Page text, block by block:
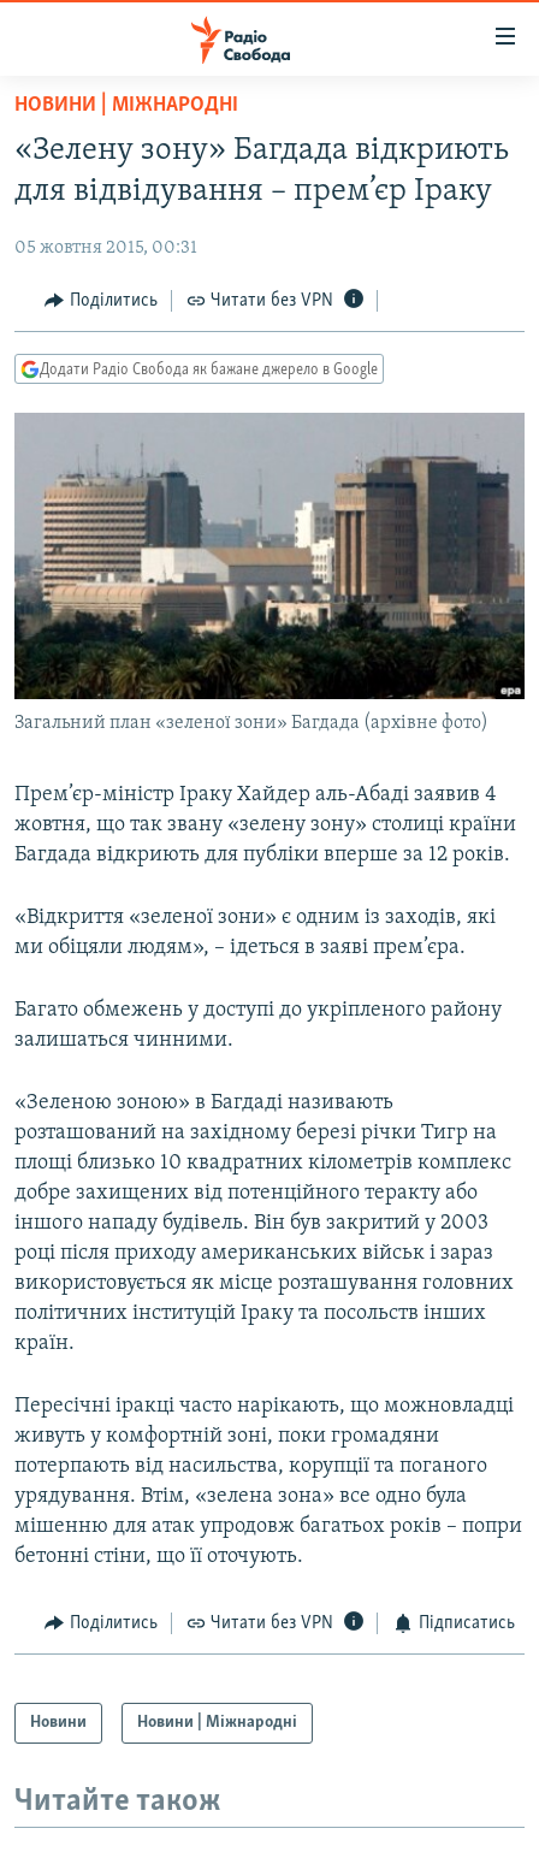
Перейти
основного
матеріалу
до
навігації
Перейти
до
ВСЕ ЗА ДОБУ
ПОЛІТИКА
ЕКОНОМІКА
КУЛЬТУРА
УКРАЇНА
СВІТ
ВІЙНА
РОСІЙСЬКА «ФІЛЬТРАЦІЯ»
КРИМ.РЕАЛІЇ
СХЕМИ
КИТАЙ.ВИКЛИКИ
МУЛЬТИМЕДІА
ФОТО
СПЕЦПРОЄКТИ
ПОДКАСТИ
РУС
УКР
ДОЛУЧАЙСЯ!
Усі сайти RFE/RL
НОВИНИ | МІЖНАРОДНІ
«Зелену зону» Багдада відкриють
для відвідування – прем’єр Іраку
05 жовтня 2015, 00:31
Поділитись Читати без VPN
Додати Радіо Свобода як бажане джерело в Google
Загальний план «зеленої зони» Багдада (архівне фото)
Прем’єр-міністр Іраку Хайдер аль-Абаді заявив 4
жовтня, що так звану «зелену зону» столиці країни
Багдада відкриють для публіки вперше за 12 років.
«Відкриття «зеленої зони» є одним із заходів, які
ми обіцяли людям», – ідеться в заяві прем’єра.
Багато обмежень у доступі до укріпленого району
залишаться чинними.
«Зеленою зоною» в Багдаді називають
розташований на західному березі річки Тигр на
площі близько 10 квадратних кілометрів комплекс
добре захищених від потенційного теракту або
іншого нападу будівель. Він був закритий у 2003
році після приходу американських військ і зараз
використовується як місце розташування головних
політичних інституцій Іраку та посольств інших
країн.
Пересічні іракці часто нарікають, що можновладці
живуть у комфортній зоні, поки громадяни
потерпають від насильства, корупції та поганого
урядування. Втім, «зелена зона» все одно була
мішенню для атак упродовж багатьох років – попри
бетонні стіни, що її оточують.
Поділитись Читати без VPN Підписатись
Новини Новини | Міжнародні
Читайте також